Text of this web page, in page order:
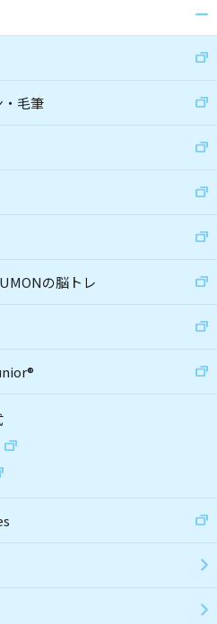
毛筆
の脳トレ
®